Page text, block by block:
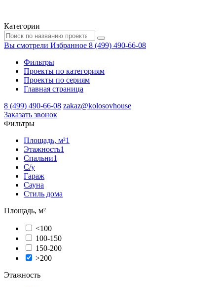
Категории
Вы смотрели Избранное 8 (499) 490-66-08
Фильтры
Проекты по категориям
Проекты по сериям
Главная страница
8 (499) 490-66-08 zakaz@kolosovhouse
3аказать звонок
Фильтры
Площадь, м²1
Этажность1
Спальни1
С/у
Гараж
Сауна
Стиль дома
Площадь, м²
<100
100-150
150-200
>200
Этажность